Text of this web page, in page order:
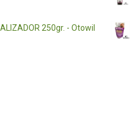
250gr. - Otowil